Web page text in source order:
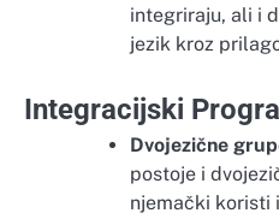
integriraju, ali i
jezik kroz
Integracijski
Dvojezične
postoje i
njemački koristi